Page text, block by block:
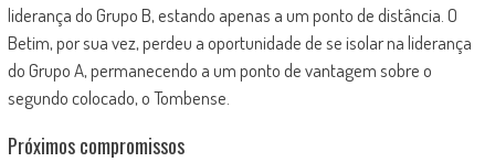
liderança do Grupo B, estando apenas a um ponto de distância. O
Betim, por sua vez, perdeu a oportunidade de se isolar na liderança
do Grupo A, permanecendo a um ponto de vantagem sobre o
segundo colocado, o Tombense.
Próximos compromissos